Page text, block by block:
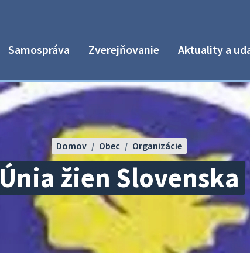
Samospráva Zverejňovanie Aktuality a
Únia žien Slovenska
Domov Obec Organizácie